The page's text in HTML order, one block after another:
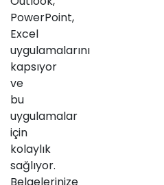
PowerPoint,
Excel
uygulamalarını
kapsıyor
ve
bu
uygulamalar
için
kolaylık
sağlıyor.
Belgelerinize